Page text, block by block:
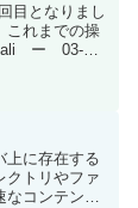
目となりまし
これまでの操
kali ー 03-
上に存在する
クトリやファ
なコンテンツ